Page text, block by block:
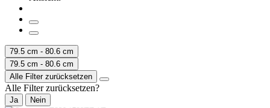
79.5 cm - 80.6 cm
79.5 cm - 80.6 cm
Alle Filter zurücksetzen
Alle Filter zurücksetzen?
Ja Nein